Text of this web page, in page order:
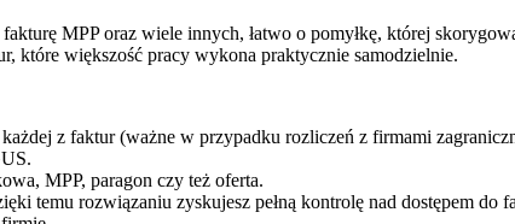
MPP oraz wiele innych, łatwo o pomyłkę, której
które większość pracy wykona praktycznie samodzielnie.
z faktur (ważne w przypadku rozliczeń z firmami
MPP, paragon czy też oferta.
temu rozwiązaniu zyskujesz pełną kontrolę nad dostępem do